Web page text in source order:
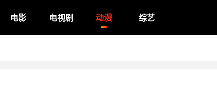
电影 电视剧 动漫 综艺